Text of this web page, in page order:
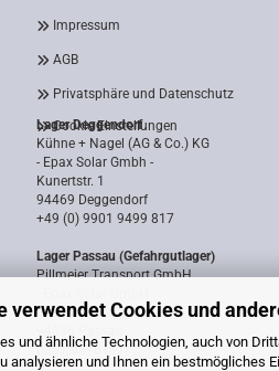
verwendet Cookies und
und ähnliche Technologien, auch von
analysieren und Ihnen ein bestmögliches
Impressum
AGB
Privatsphäre und Datenschutz
Cookie Einstellungen
Lager Deggendorf
Kühne + Nagel (AG & Co.) KG
- Epax Solar Gmbh -
Kunertstr. 1
94469 Deggendorf
+49 (0) 9901 9499 817
Lager Passau (Gefahrgutlager)
Pillmeier Transport GmbH
Industriestraße 14a
0851 8818187